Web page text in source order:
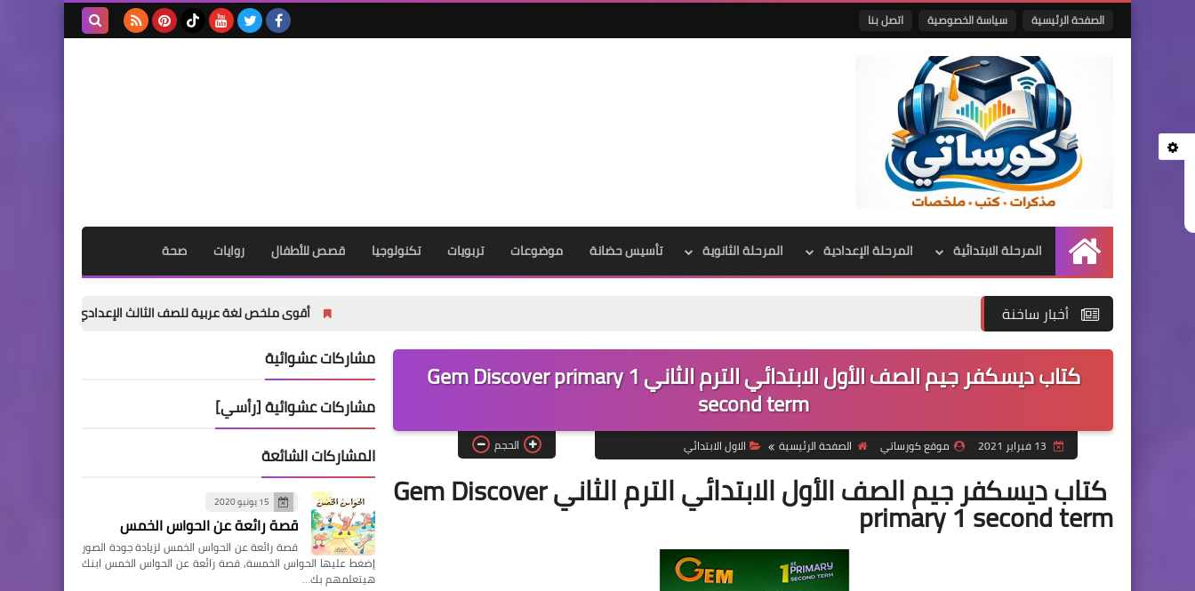
الصفحة الرئيسية سياسة الخصوصية اتصل بنا
الرئيسية
المرحلة الابتدائية المرحلة الإعدادية المرحلة الثانوية تأسيس حضانة موضوعات تربويات تكنولوجيا قصص للأطفال روايات صحة
أخبار ساخنة أقوى ملخص لغة عربية للصف الثالث الإعدادي الترم الأول 2027 PDF | شرح وتدريبات وامتحانات وإجابات
كتاب ديسكفر جيم الصف الأول الابتدائي الترم الثاني Gem Discover primary 1
second term
موقع كورساتي الصفحة الرئيسية الاول الابتدائي الحجم
كتاب ديسكفر جيم الصف الأول الابتدائي الترم الثاني Gem Discover
primary 1 second term
مشاركات عشوائية
مشاركات عشوائية [رأسي]
المشاركات الشائعة
15 يونيو 2020
قصة رائعة عن الحواس الخمس
قصة رائعة عن الحواس الخمس لزيادة جودة الصور
إضغط عليها الحواس الخمسة, قصة رائعة عن الحواس الخمس ابنك
هيتعلمهم بك…